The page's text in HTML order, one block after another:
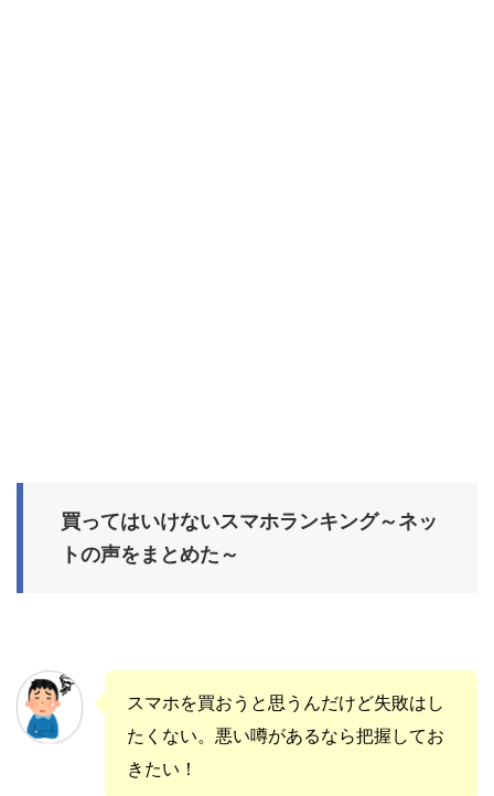
買ってはいけないスマホランキング～ネッ
トの声をまとめた～
スマホを買おうと思うんだけど失敗はし
たくない。悪い噂があるなら把握してお
きたい！